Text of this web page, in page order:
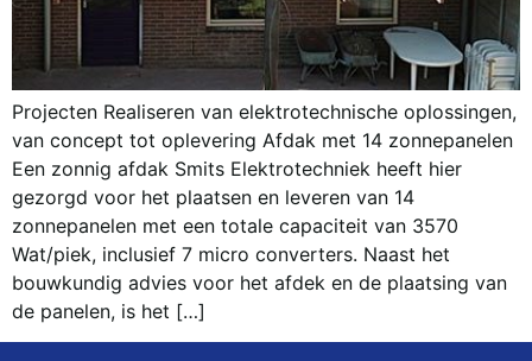
Projecten Realiseren van elektrotechnische oplossingen,
van concept tot oplevering Afdak met 14 zonnepanelen
Een zonnig afdak Smits Elektrotechniek heeft hier
gezorgd voor het plaatsen en leveren van 14
zonnepanelen met een totale capaciteit van 3570
Wat/piek, inclusief 7 micro converters. Naast het
bouwkundig advies voor het afdek en de plaatsing van
de panelen, is het […]